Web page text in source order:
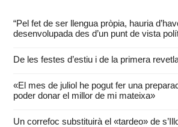
“Pel fet de ser llengua pròpia, hauria
desenvolupada des d’un punt de vista
De les festes d’estiu i de la primera
«El mes de juliol he pogut fer una
poder donar el millor de mi mateixa»
Un correfoc substituirà el «tardeo» de